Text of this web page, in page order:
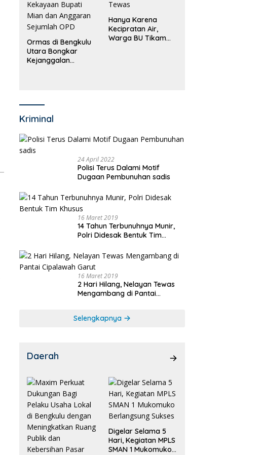
Ormas di Bengkulu
Utara Bongkar
Kejanggalan
Hanya Karena
Kecipratan Air,
Warga BU Tikam
Kriminal
24 April 2022
Polisi Terus Dalami Motif
Dugaan Pembunuhan sadis
16 Maret 2019
14 Tahun Terbunuhnya Munir,
Polri Didesak Bentuk Tim
16 Maret 2019
2 Hari Hilang, Nelayan Tewas
Mengambang di Pantai
Selengkapnya
Daerah
Digelar Selama 5
Hari, Kegiatan MPLS
SMAN 1 Mukomuko